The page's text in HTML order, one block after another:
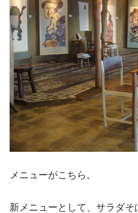
メニューがこちら。
新メニューとして、サラダそ